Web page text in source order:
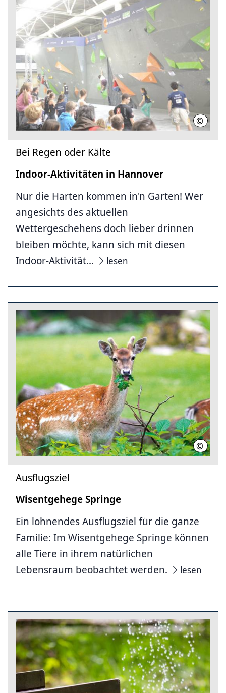
©
Bei Regen oder Kälte
Indoor-Aktivitäten in Hannover
Nur die Harten kommen in'n Garten! Wer
angesichts des aktuellen
Wettergeschehens doch lieber drinnen
bleiben möchte, kann sich mit diesen
Indoor-Aktivität...
lesen
©
Ausflugsziel
Wisentgehege Springe
Ein lohnendes Ausflugsziel für die ganze
Familie: Im Wisentgehege Springe können
alle Tiere in ihrem natürlichen
Lebensraum beobachtet werden.
lesen